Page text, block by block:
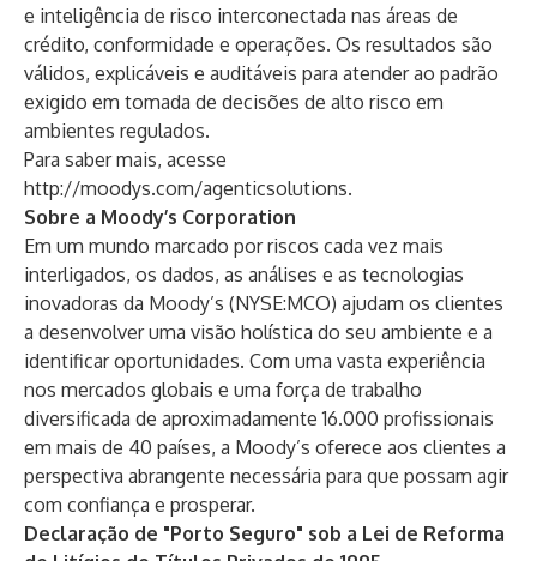
e inteligência de risco interconectada nas áreas de
crédito, conformidade e operações. Os resultados são
válidos, explicáveis e auditáveis para atender ao padrão
exigido em tomada de decisões de alto risco em
ambientes regulados.
Para saber mais, acesse
http://moodys.com/agenticsolutions.
Sobre a Moody’s Corporation
Em um mundo marcado por riscos cada vez mais
interligados, os dados, as análises e as tecnologias
inovadoras da Moody’s (NYSE:MCO) ajudam os clientes
a desenvolver uma visão holística do seu ambiente e a
identificar oportunidades. Com uma vasta experiência
nos mercados globais e uma força de trabalho
diversificada de aproximadamente 16.000 profissionais
em mais de 40 países, a Moody’s oferece aos clientes a
perspectiva abrangente necessária para que possam agir
com confiança e prosperar.
Declaração de "Porto Seguro" sob a Lei de Reforma